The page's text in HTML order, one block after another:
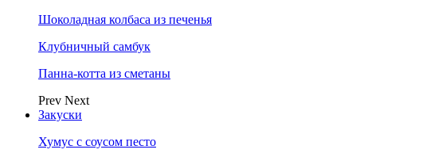
Шоколадная колбаса из печенья
Клубничный самбук
Панна-котта из сметаны
Prev Next
Закуски
Хумус с соусом песто